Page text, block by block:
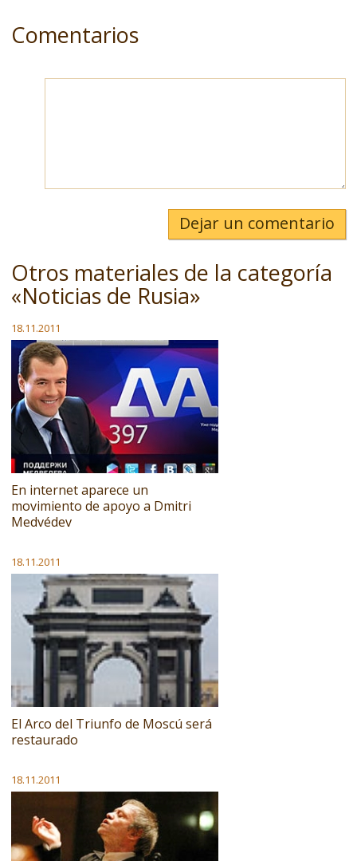
Comentarios
Dejar un comentario
Otros materiales de la categoría
«Noticias de Rusia»
18.11.2011
En internet aparece un
movimiento de apoyo a Dmitri
Medvédev
18.11.2011
El Arco del Triunfo de Moscú será
restaurado
18.11.2011